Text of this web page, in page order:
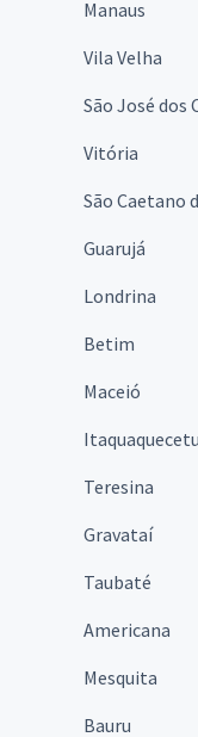
Manaus
Vila Velha
São José dos
Vitória
São Caetano
Guarujá
Londrina
Betim
Maceió
Teresina
Gravataí
Taubaté
Americana
Mesquita
Bauru